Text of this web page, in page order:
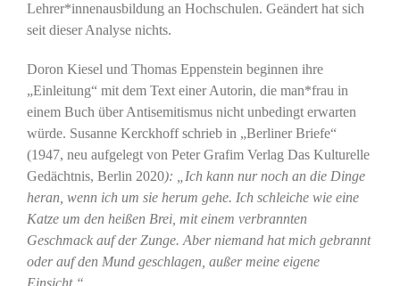
Lehrer*innenausbildung an Hochschulen. Geändert hat sich
seit dieser Analyse nichts.
Doron Kiesel und Thomas Eppenstein beginnen ihre
„Einleitung“ mit dem Text einer Autorin, die man*frau in
einem Buch über Antisemitismus nicht unbedingt erwarten
würde. Susanne Kerckhoff schrieb in „Berliner Briefe“
(1947, neu aufgelegt von Peter Grafim Verlag Das Kulturelle
Gedächtnis, Berlin 2020): „Ich kann nur noch an die Dinge
heran, wenn ich um sie herum gehe. Ich schleiche wie eine
Katze um den heißen Brei, mit einem verbrannten
Geschmack auf der Zunge. Aber niemand hat mich gebrannt
oder auf den Mund geschlagen, außer meine eigene
Einsicht.“